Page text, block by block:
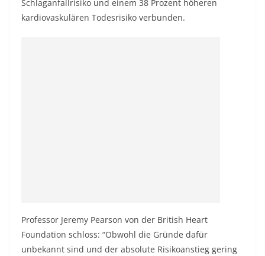
Schlaganfallrisiko und einem 38 Prozent höheren
kardiovaskulären Todesrisiko verbunden.
Professor Jeremy Pearson von der British Heart
Foundation schloss: “Obwohl die Gründe dafür
unbekannt sind und der absolute Risikoanstieg gering